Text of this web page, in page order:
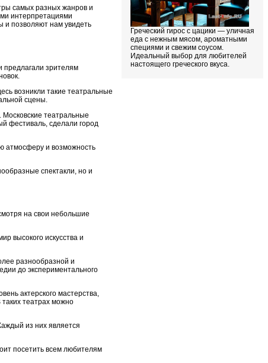
самых разных жанров и
интерпретациями
и позволяют нам увидеть
предлагали зрителям
возникли такие театральные
сцены.
театральные
фестиваль, сделали город
атмосферу и возможность
спектакли, но и
на свои небольшие
высокого искусства и
разнообразной и
до экспериментального
актерского мастерства,
театрах можно
из них является
посетить всем любителям
Греческий гирос с цацики — уличная
еда с нежным мясом, ароматными
специями и свежим соусом.
Идеальный выбор для любителей
настоящего греческого вкуса.